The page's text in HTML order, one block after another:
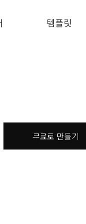
템플릿
무료로 만들기